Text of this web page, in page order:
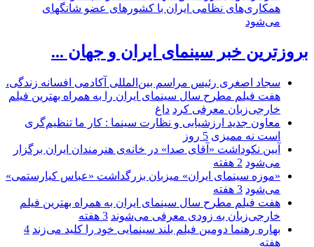
همکاری‌های نظامی ایران با کشور‌های عضو شانگهای
می‌شود
بروزترین خبر سینمای ایران و جهان ...
سجاد اصغری رئیس مراسم بین‌المللی آکادمی افسانه زندگی،
هفت فیلم مطرح سال سینمای ایران را به همراه بهترین فیلم
خارجی‌زبان معرفی کرد داغ
معاون جدید ارزشیابی و نظارت سینما : کار ما تنظیم‌گری
است نه ممیزی 5 روز
آیین نکوداشت «آقای صدا» در خانه‌ی هنرمندان ایران برگزار
می‌شود 2 هفته
«موزه سینمای ایران» میزبان بزرگداشت «عباس کیارستمی»
می‌شود 3 هفته
هفت فیلم مطرح سال سینمای ایران به همراه بهترین فیلم
خارجی‌زبان به زودی معرفی می‌شوند 3 هفته
بهاره رهنما دومین فیلم بلند سینمایی خود را کلید می‌زند 4
هفته